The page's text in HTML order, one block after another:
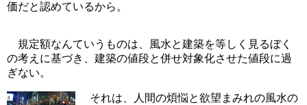
価だと認めているから。
規定額なんていうものは、風水と建築を等しく見るぼく
の考えに基づき、建築の値段と併せ対象化させた値段に過
ぎない。
それは、人間の煩悩と欲望まみれの風水の